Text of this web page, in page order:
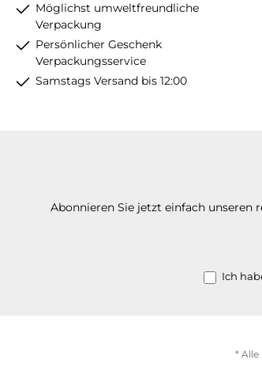
Möglichst umweltfreundliche
Verpackung
Persönlicher Geschenk
Verpackungsservice
Samstags Versand bis 12:00
Abonnieren Sie jetzt einfach unseren
Ich
* Alle